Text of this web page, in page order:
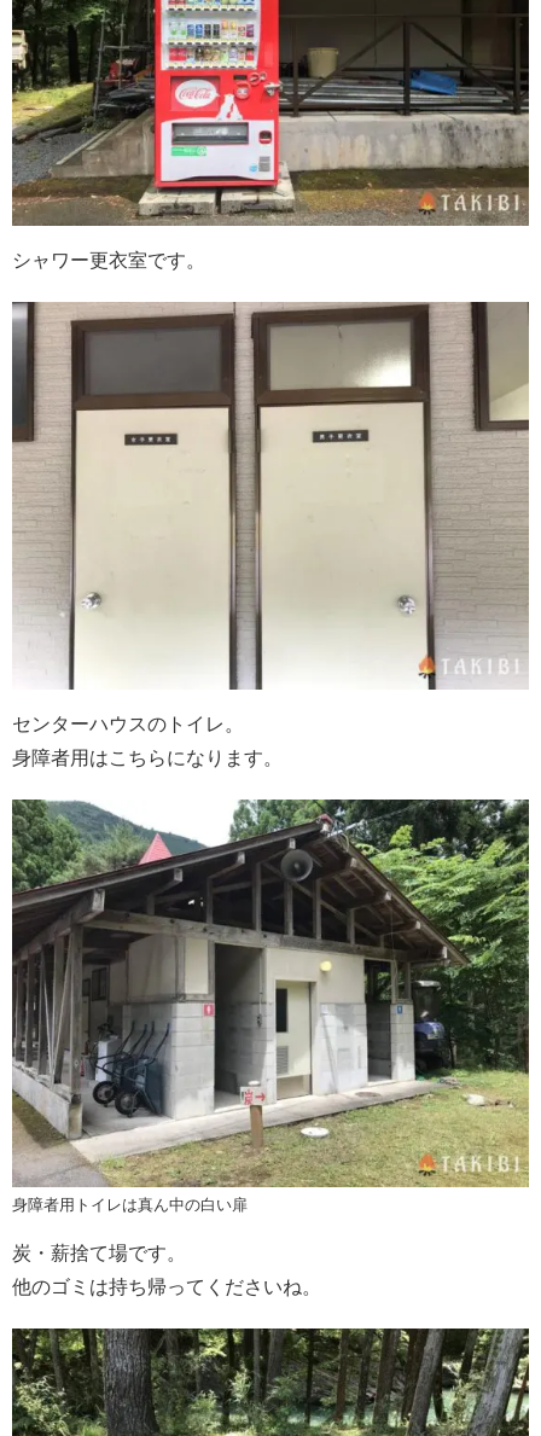
シャワー更衣室です。
センターハウスのトイレ。
身障者用はこちらになります。
身障者用トイレは真ん中の白い扉
炭・薪捨て場です。
他のゴミは持ち帰ってくださいね。